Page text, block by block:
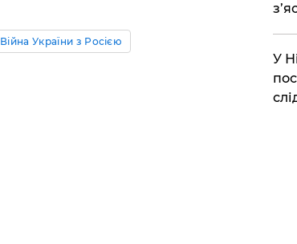
Війна України з Росією
​У